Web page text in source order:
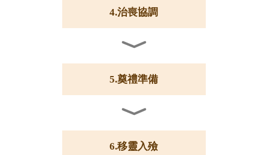
4.治喪協調
5.奠禮準備
6.移靈入殮